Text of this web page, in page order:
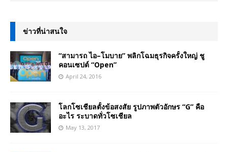
ข่าวที่น่าสนใจ
“สามารถ ไอ–โมบาย” พลิกโฉมธุรกิจครั้งใหญ่ ชู
คอนเซปต์ “Open”
April 24, 2016
โลกโซเชียลตั้งข้อสงสัย รูปภาพตัวอักษร “G” คือ
อะไร ระบาดทั่วโซเชียล
May 13, 2017